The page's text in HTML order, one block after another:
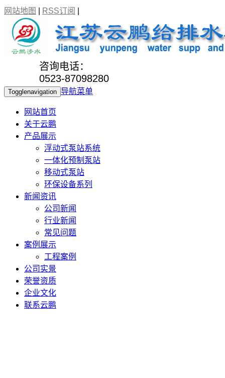
网站地图 RSS订阅
咨询电话：
0523-87098280
Togglenavigation 导航菜单
网站首页
关于云鹏
产品展示
浮动式泵站系统
一体化预制泵站
移动式泵站
环保设备系列
新闻资讯
公司新闻
行业新闻
常见问题
案例展示
工程案例
公司实景
荣誉资质
企业文化
联系云鹏